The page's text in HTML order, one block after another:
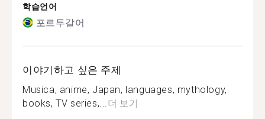
학습언어
포르투갈어
이야기하고 싶은 주제
Musica, anime, Japan, languages, mythology,
books, TV series,... 더 보기